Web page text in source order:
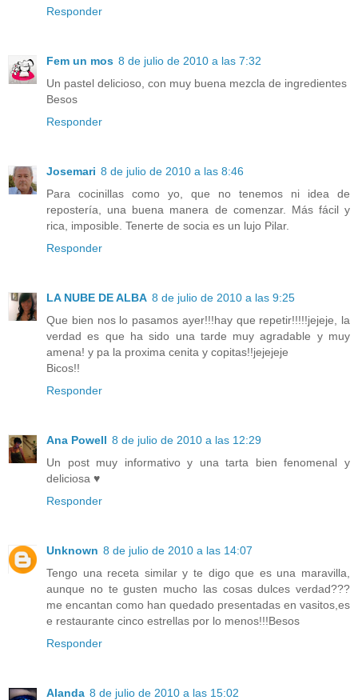
Responder
Fem un mos 8 de julio de 2010 a las 7:32
Un pastel delicioso, con muy buena mezcla de ingredientes
Besos
Responder
Josemari 8 de julio de 2010 a las 8:46
Para cocinillas como yo, que no tenemos ni idea de
repostería, una buena manera de comenzar. Más fácil y
rica, imposible. Tenerte de socia es un lujo Pilar.
Responder
LA NUBE DE ALBA 8 de julio de 2010 a las 9:25
Que bien nos lo pasamos ayer!!!hay que repetir!!!!!jejeje, la
verdad es que ha sido una tarde muy agradable y muy
amena! y pa la proxima cenita y copitas!!jejejeje
Bicos!!
Responder
Ana Powell 8 de julio de 2010 a las 12:29
Un post muy informativo y una tarta bien fenomenal y
deliciosa ♥
Responder
Unknown 8 de julio de 2010 a las 14:07
Tengo una receta similar y te digo que es una maravilla,
aunque no te gusten mucho las cosas dulces verdad???
me encantan como han quedado presentadas en vasitos,es
e restaurante cinco estrellas por lo menos!!!Besos
Responder
Alanda 8 de julio de 2010 a las 15:02